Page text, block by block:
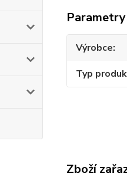
Parametry
Výrobce
Typ
Zboží